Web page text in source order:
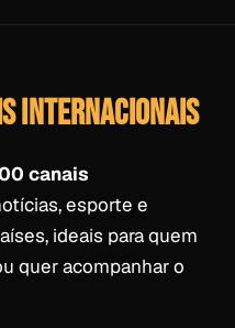
INTERNACIONAIS
canais
esporte e
ideais para quem
quer acompanhar o